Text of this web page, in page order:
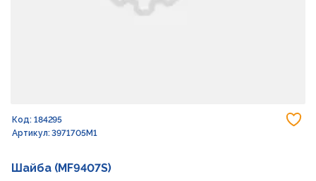
Код: 184295
Артикул: 3971705M1
Шайба (MF9407S)